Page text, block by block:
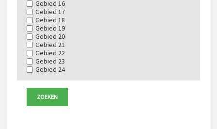
Gebied 16
Gebied 17
Gebied 18
Gebied 19
Gebied 20
Gebied 21
Gebied 22
Gebied 23
Gebied 24